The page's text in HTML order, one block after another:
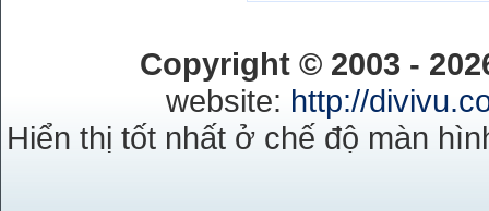
Copyright © 2003 -
website: http://
Hiển thị tốt nhất ở chế độ màn